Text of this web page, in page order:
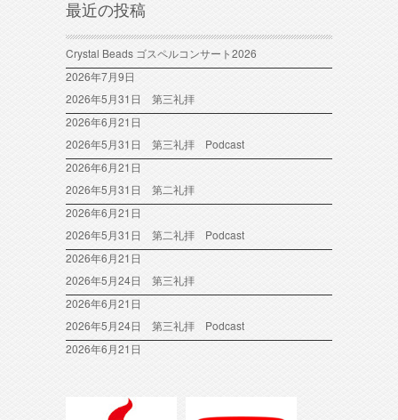
最近の投稿
Crystal Beads ゴスペルコンサート2026
2026年7月9日
2026年5月31日 第三礼拝
2026年6月21日
2026年5月31日 第三礼拝 Podcast
2026年6月21日
2026年5月31日 第二礼拝
2026年6月21日
2026年5月31日 第二礼拝 Podcast
2026年6月21日
2026年5月24日 第三礼拝
2026年6月21日
2026年5月24日 第三礼拝 Podcast
2026年6月21日